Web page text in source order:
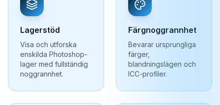
Lagerstöd
Visa och utforska
enskilda Photoshop-
lager med fullständig
noggrannhet.
Färgnoggrannhet
Bevarar ursprungliga
färger,
blandningslägen och
ICC-profiler.